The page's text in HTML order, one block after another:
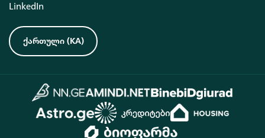
LinkedIn
ქართული (KA)